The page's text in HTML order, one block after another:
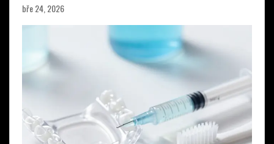
bře 24, 2026